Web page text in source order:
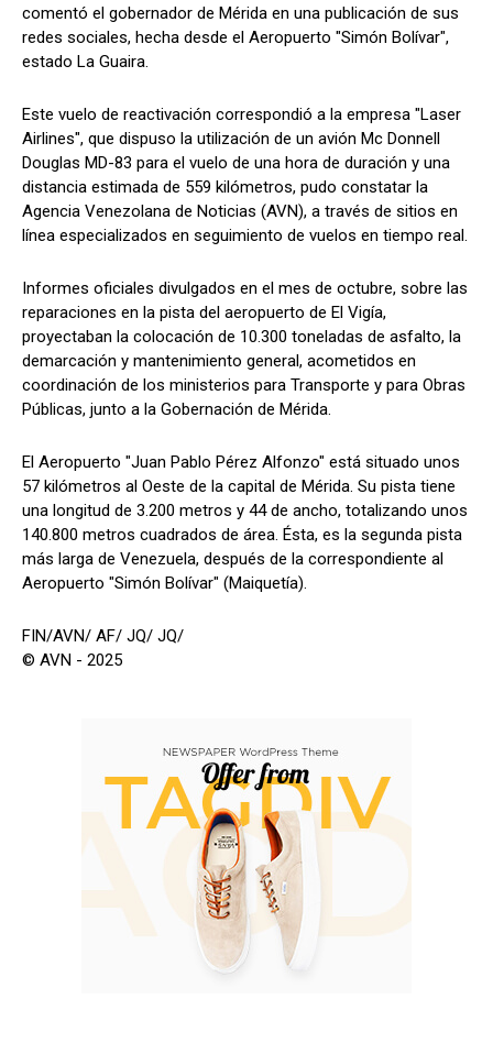
comentó el gobernador de Mérida en una publicación de sus
redes sociales, hecha desde el Aeropuerto "Simón Bolívar",
estado La Guaira.
Este vuelo de reactivación correspondió a la empresa "Laser
Airlines", que dispuso la utilización de un avión Mc Donnell
Douglas MD-83 para el vuelo de una hora de duración y una
distancia estimada de 559 kilómetros, pudo constatar la
Agencia Venezolana de Noticias (AVN), a través de sitios en
línea especializados en seguimiento de vuelos en tiempo real.
Informes oficiales divulgados en el mes de octubre, sobre las
reparaciones en la pista del aeropuerto de El Vigía,
proyectaban la colocación de 10.300 toneladas de asfalto, la
demarcación y mantenimiento general, acometidos en
coordinación de los ministerios para Transporte y para Obras
Públicas, junto a la Gobernación de Mérida.
El Aeropuerto "Juan Pablo Pérez Alfonzo" está situado unos
57 kilómetros al Oeste de la capital de Mérida. Su pista tiene
una longitud de 3.200 metros y 44 de ancho, totalizando unos
140.800 metros cuadrados de área. Ésta, es la segunda pista
más larga de Venezuela, después de la correspondiente al
Aeropuerto "Simón Bolívar" (Maiquetía).
FIN/AVN/ AF/ JQ/ JQ/
© AVN - 2025